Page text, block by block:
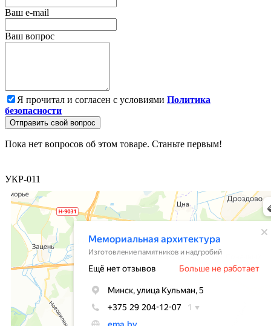
Ваш e-mail
Ваш вопрос
Я прочитал и согласен с условиями Политика
безопасности
Отправить свой вопрос
Пока нет вопросов об этом товаре. Станьте первым!
УКР-011